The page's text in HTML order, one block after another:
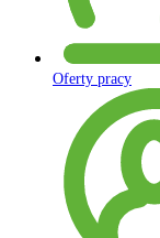
Oferty pracy